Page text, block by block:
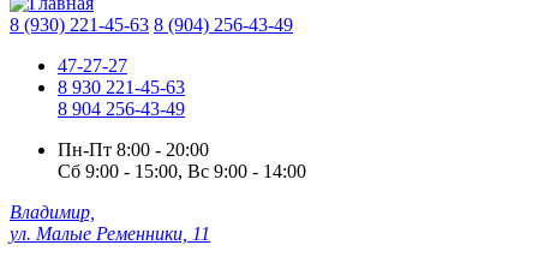
8 (930) 221-45-63 8 (904) 256-43-49
47-27-27
8 930 221-45-63
8 904 256-43-49
Пн-Пт 8:00 - 20:00
Сб 9:00 - 15:00, Вс 9:00 - 14:00
Владимир,
ул. Малые Ременники, 11